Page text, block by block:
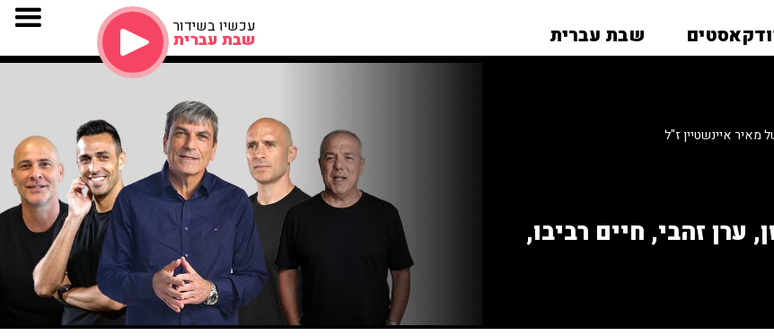
שבת עברית עכשיו בשידור
שבת עברית
איינשטיין ז"ל
ערן זהבי, חיים רביבו,